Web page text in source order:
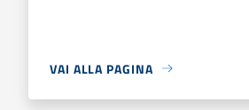
VAI ALLA PAGINA